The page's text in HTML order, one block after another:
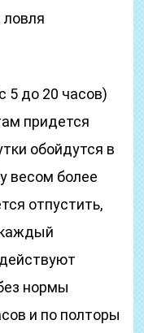
ловля
5 до 20 часов)
придется
обойдутся в
весом более
отпустить,
нормы
и по полторы